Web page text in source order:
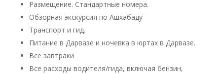
Размещение. Стандартные номера.
Обзорная экскурсия по Ашхабаду
Транспорт и гид.
Питание в Дарвазе и ночевка в юртах в Дарвазе.
Все завтраки
Все расходы водителя/гида, включая бензин,